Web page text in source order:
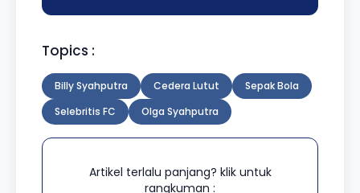
Topics :
Billy Syahputra Cedera Lutut
Sepak Bola
Selebritis FC
Olga Syahputra
Artikel terlalu panjang? klik untuk
rangkuman :